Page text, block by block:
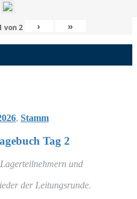
von 2 › »
, Stamm
Tag 2
und
der Leitungsrunde.